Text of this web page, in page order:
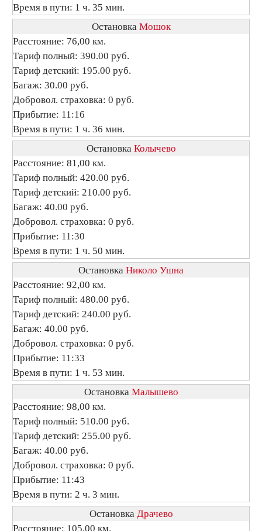
Время в пути: 1 ч. 35 мин.
Остановка Мошок
Расстояние: 76,00 км.
Тариф полный: 390.00 руб.
Тариф детский: 195.00 руб.
Багаж: 30.00 руб.
Добровол. страховка: 0 руб.
Прибытие: 11:16
Время в пути: 1 ч. 36 мин.
Остановка Колычево
Расстояние: 81,00 км.
Тариф полный: 420.00 руб.
Тариф детский: 210.00 руб.
Багаж: 40.00 руб.
Добровол. страховка: 0 руб.
Прибытие: 11:30
Время в пути: 1 ч. 50 мин.
Остановка Николо Ушна
Расстояние: 92,00 км.
Тариф полный: 480.00 руб.
Тариф детский: 240.00 руб.
Багаж: 40.00 руб.
Добровол. страховка: 0 руб.
Прибытие: 11:33
Время в пути: 1 ч. 53 мин.
Остановка Малышево
Расстояние: 98,00 км.
Тариф полный: 510.00 руб.
Тариф детский: 255.00 руб.
Багаж: 40.00 руб.
Добровол. страховка: 0 руб.
Прибытие: 11:43
Время в пути: 2 ч. 3 мин.
Остановка Драчево
Расстояние: 105,00 км.